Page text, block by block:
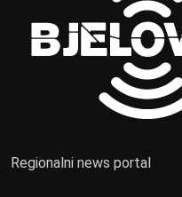
Regionalni news portal